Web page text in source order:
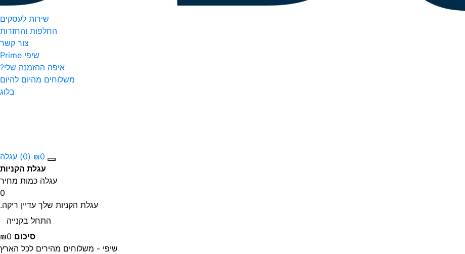
שירות לעסקים
החלפות והחזרות
צור קשר
שיפי Prime
איפה ההזמנה שלי?
משלוחים מהיום להיום
בלוג
₪0
(0)
עגלה
עגלת הקניות
עגלה כמות מחיר
0
עגלת הקניות שלך עדיין ריקה.
התחל בקנייה
סיכום ₪0
שיפי - משלוחים מהירים לכל הארץ